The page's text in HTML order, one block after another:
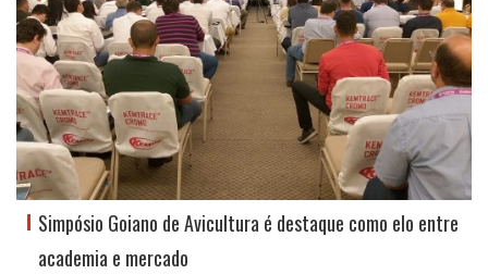
Simpósio Goiano de Avicultura é destaque como elo entre
academia e mercado